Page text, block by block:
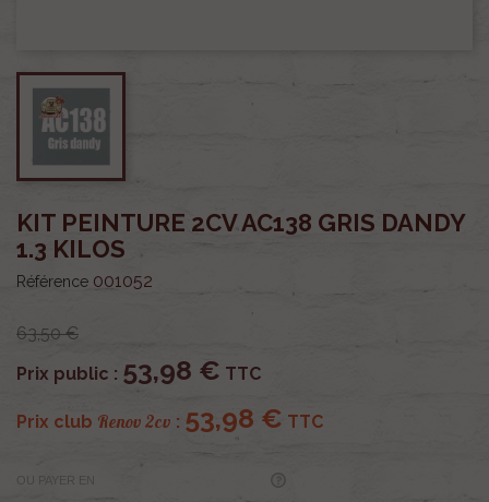
KIT PEINTURE 2CV AC138 GRIS DANDY
1.3 KILOS
Référence 001052
63,50 €
Prix public : 53,98 € TTC
Prix club Renov 2cv : 53,98 € TTC
OU PAYER EN